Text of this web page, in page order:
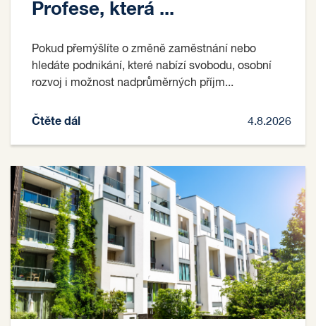
Profese, která ...
Pokud přemýšlíte o změně zaměstnání nebo
hledáte podnikání, které nabízí svobodu, osobní
rozvoj i možnost nadprůměrných příjm...
Čtěte dál 4.8.2026